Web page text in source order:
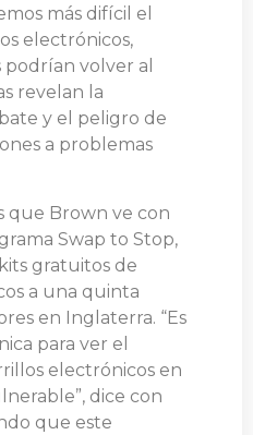
más difícil el
electrónicos,
volver al
revelan la
y el peligro de
a problemas
que Brown ve con
Swap to Stop,
gratuitos de
a una quinta
en Inglaterra. “Es
para ver el
electrónicos en
dice con
que este